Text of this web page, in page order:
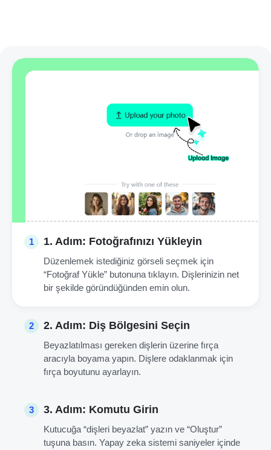
1 1. Adım: Fotoğrafınızı Yükleyin
Düzenlemek istediğiniz görseli seçmek için
“Fotoğraf Yükle” butonuna tıklayın. Dişlerinizin net
bir şekilde göründüğünden emin olun.
2 2. Adım: Diş Bölgesini Seçin
Beyazlatılması gereken dişlerin üzerine fırça
aracıyla boyama yapın. Dişlere odaklanmak için
fırça boyutunu ayarlayın.
3 3. Adım: Komutu Girin
Kutucuğa “dişleri beyazlat” yazın ve “Oluştur”
tuşuna basın. Yapay zeka sistemi saniyeler içinde